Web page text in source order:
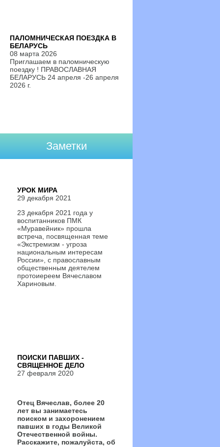
ПАЛОМНИЧЕСКАЯ ПОЕЗДКА В
БЕЛАРУСЬ
08 марта 2026
Приглашаем в паломническую
поездку ! ПРАВОСЛАВНАЯ
БЕЛАРУСЬ 24 апреля -26 апреля
2026 г.
Заметки
УРОК МИРА
29 декабря 2021
23 декабря 2021 года у
воспитанников ПМК
«Муравейник» прошла
встреча, посвященная теме
«Экстремизм - угроза
национальным интересам
России», с православным
общественным деятелем
протоиереем Вячеславом
Хариновым.
ПОИСКИ ПАВШИХ -
СВЯЩЕННОЕ ДЕЛО
27 февраля 2020
Отец Вячеслав, более 20
лет вы занимаетесь
поиском и захоронением
павших в годы Великой
Отечественной войны.
Расскажите, пожалуйста, об